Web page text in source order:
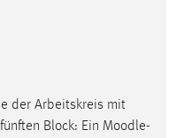
der Arbeitskreis mit
Block: Ein Moodle-